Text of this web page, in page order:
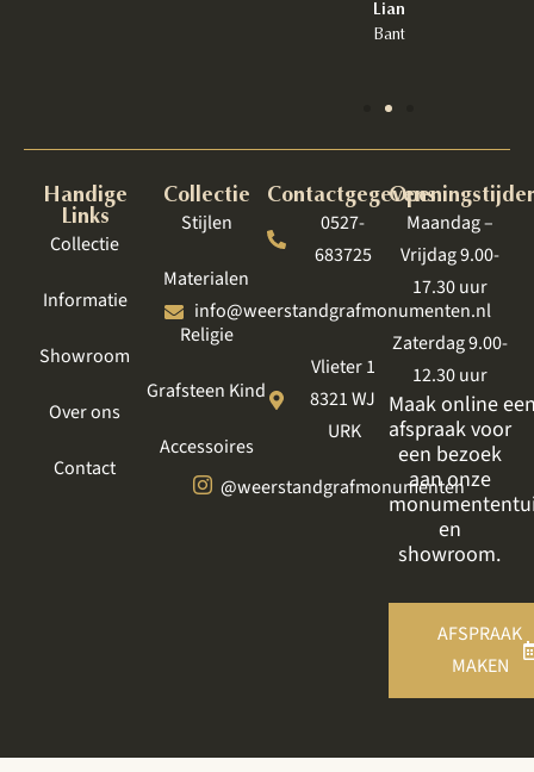
Lian
Bant
Handige
Links
Collectie
Informatie
Showroom
Over ons
Contact
Collectie
Stijlen
Materialen
Religie
Grafsteen Kind
Accessoires
Contactgegevens
0527-
683725
info@weerstandgrafmonumenten.nl
Vlieter 1
8321 WJ
URK
@weerstandgrafmonumenten
Maandag –
Vrijdag 9.00-
17.30 uur
Zaterdag 9.00-
12.30 uur
Maak online
afspraak voor
een bezoek
aan onze
en
showroom.
AFSPRAAK
MAKEN